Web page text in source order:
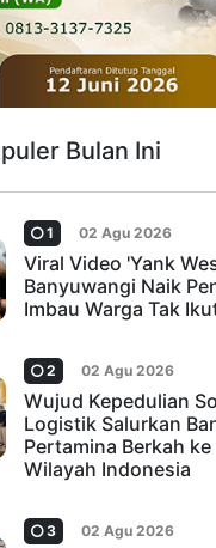
Bulan Ini
1 02 Agu 2026
Viral Video 'Yank
Banyuwangi Naik
Imbau Warga Tak
2 02 Agu 2026
Wujud Kepedulian
Logistik Salurkan
Pertamina Berkah ke
Wilayah Indonesia
3 02 Agu 2026